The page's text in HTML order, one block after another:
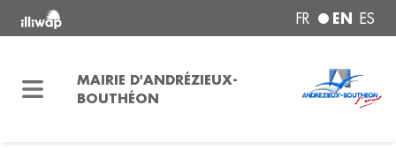
FR EN ES
MAIRIE D'ANDRÉZIEUX-
BOUTHÉON